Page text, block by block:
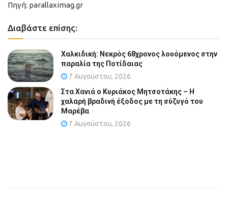
Πηγή: parallaximag.gr
Διαβάστε επίσης:
Χαλκιδική: Νεκρός 68χρονος λουόμενος στην
παραλία της Ποτίδαιας
7 Αυγούστου, 2026
Στα Χανιά ο Κυριάκος Μητσοτάκης – Η
χαλαρή βραδινή έξοδος με τη σύζυγό του
Μαρέβα
7 Αυγούστου, 2026